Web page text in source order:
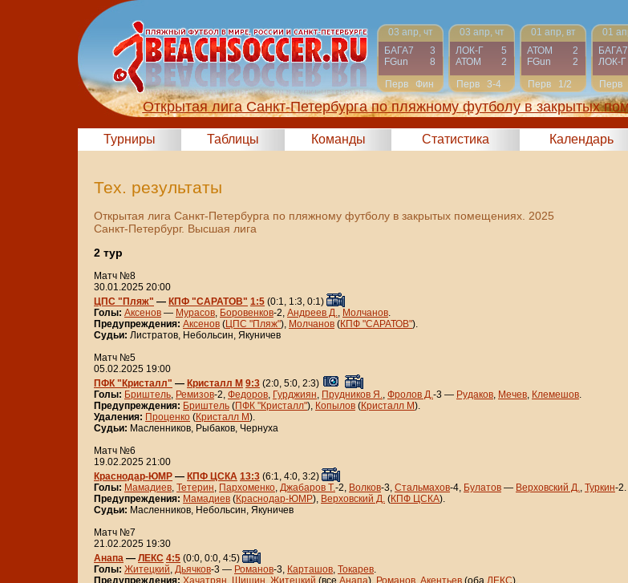
03 апр, чт
БАГА7
3
FGun
8
Перв
Фин
03 апр, чт
ЛОК-Г
5
АТОМ
2
Перв
3-4
01 апр, вт
АТОМ
2
FGun
2
Перв
1/2
01
БАГА7
ЛОК-Г
Перв
Открытая лига Санкт-Петербурга по пляжному футболу в закрытых
Турниры Таблицы Команды Статистика Календарь
Тех. результаты
Открытая лига Санкт-Петербурга по пляжному футболу в закрытых помещениях. 2025
Санкт-Петербург. Высшая лига
2 тур
Матч №8
30.01.2025 20:00
ЦПС "Пляж" — КПФ "САРАТОВ" 1:5 (0:1, 1:3, 0:1)
Голы: Аксенов — Мурасов, Боровенков-2, Андреев Д., Молчанов.
Предупреждения: Аксенов (ЦПС "Пляж"), Молчанов (КПФ "САРАТОВ").
Судьи: Листратов, Небольсин, Якуничев
Матч №5
05.02.2025 19:00
ПФК "Кристалл" — Кристалл М 9:3 (2:0, 5:0, 2:3)
Голы: Бриштель, Ремизов-2, Федоров, Гурджиян, Прудников Я., Фролов Д.-3 — Рудаков, Мечев, Клемешов.
Предупреждения: Бриштель (ПФК "Кристалл"), Копылов (Кристалл М).
Удаления: Проценко (Кристалл М).
Судьи: Масленников, Рыбаков, Чернуха
Матч №6
19.02.2025 21:00
Краснодар-ЮМР — КПФ ЦСКА 13:3 (6:1, 4:0, 3:2)
Голы: Мамадиев, Тетерин, Пархоменко, Джабаров Т.-2, Волков-3, Стальмахов-4, Булатов — Верховский Д., Туркин-2.
Предупреждения: Мамадиев (Краснодар-ЮМР), Верховский Д. (КПФ ЦСКА).
Судьи: Масленников, Небольсин, Якуничев
Матч №7
21.02.2025 19:30
Анапа — ЛЕКС 4:5 (0:0, 0:0, 4:5)
Голы: Житецкий, Дьячков-3 — Романов-3, Карташов, Токарев.
Предупреждения: Хачатрян, Шишин, Житецкий (все Анапа), Романов, Акентьев (оба ЛЕКС).